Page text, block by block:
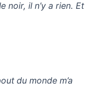
noir, il n’y a rien. Et
du monde m’a